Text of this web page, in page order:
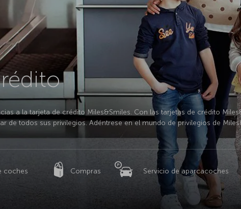
a la tarjeta de crédito Miles&Smiles. Con las tarjetas de crédito
de todos sus privilegios. Adéntrese en el mundo de privilegios de
coches Compras Servicio de aparcacoches